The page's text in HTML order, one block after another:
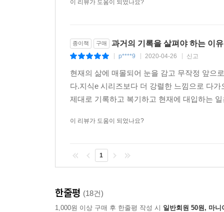
이 리뷰가 도움이 되었나요?
종이책 구매 과거의 기록을 살펴야 하는 이유
p****9 2020-04-26 신고
현재의 삶에 매몰되어 눈을 감고 무작정 앞으
다.지식e 시리즈보다 더 강렬한 느낌으로 다
제대로 기록하고 복기하고 현재에 대입하는
이 리뷰가 도움이 되었나요?
1
한줄평 (18건)
1,000원 이상 구매 후 한줄평 작성 시 일반회원 50원, 마니